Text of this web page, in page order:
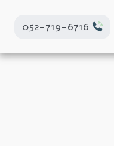
052-719-6716